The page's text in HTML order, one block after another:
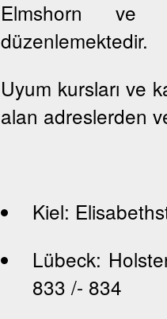
Elmshorn ve
düzenlemektedir.
Uyum kursları ve
alan adreslerden
Kiel:
Lübeck:
833 /- 834